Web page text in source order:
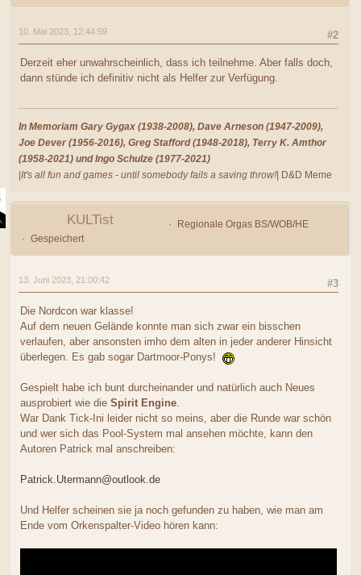
#2
10. Mai 2023, 12:44:59
Derzeit eher unwahrscheinlich, dass ich teilnehme. Aber falls doch,
dann stünde ich definitiv nicht als Helfer zur Verfügung.
In Memoriam Gary Gygax (1938-2008), Dave Arneson (1947-2009),
Joe Dever (1956-2016), Greg Stafford (1948-2018), Terry K. Amthor
(1958-2021) und Ingo Schulze (1977-2021)
It's all fun and games - until somebody fails a saving throw! | D&D Meme
KULTist
Regionale Orgas BS/WOB/HE
Gespeichert
#3
13. Juni 2023, 21:00:42
Die Nordcon war klasse!
Auf dem neuen Gelände konnte man sich zwar ein bisschen
verlaufen, aber ansonsten imho dem alten in jeder anderer Hinsicht
überlegen. Es gab sogar Dartmoor-Ponys!
Gespielt habe ich bunt durcheinander und natürlich auch Neues
ausprobiert wie die Spirit Engine.
War Dank Tick-Ini leider nicht so meins, aber die Runde war schön
und wer sich das Pool-System mal ansehen möchte, kann den
Autoren Patrick mal anschreiben:
Patrick.Utermann@outlook.de
Und Helfer scheinen sie ja noch gefunden zu haben, wie man am
Ende vom Orkenspalter-Video hören kann: